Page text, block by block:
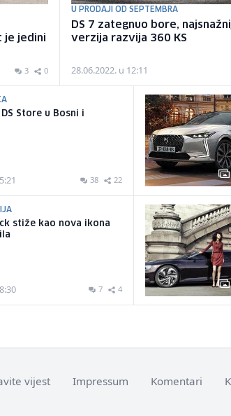
je jedini
3 0
U PRODAJI OD SEPTEMBRA
DS 7 zategnuo bore,
verzija razvija 360 KS
28.06.2022. u 12:11
Store u Bosni i
38 22
stiže kao nova ikona
7 4
vijest Impressum Komentari